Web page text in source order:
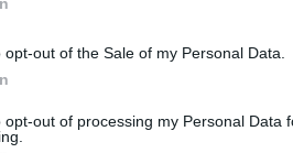
opt-out of the Sale of my Personal Data.
opt-out of processing my Personal Data